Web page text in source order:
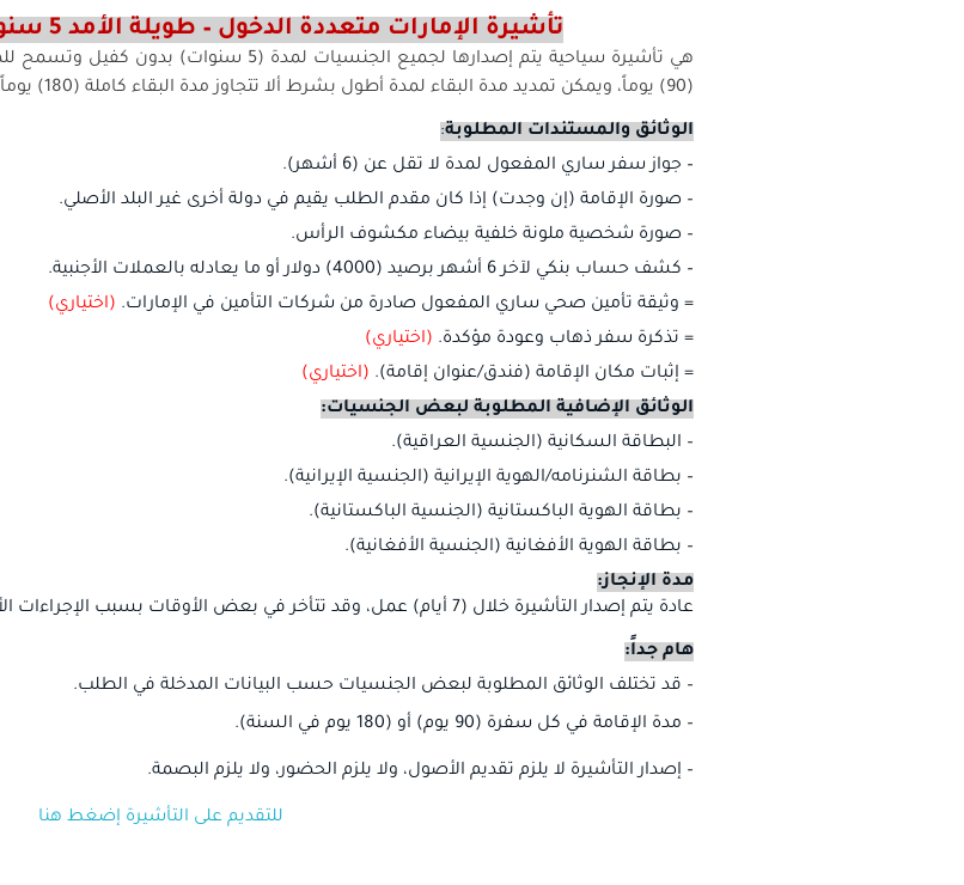
تأشيرة الإمارات متعددة الدخول – طويلة الأمد 5
هي تأشيرة سياحية يتم إصدارها لجميع الجنسيات لمدة (5 سنوات) بدون كفيل وتسمح
(
90) يوماً، ويمكن تمديد مدة البقاء لمدة أطول بشرط ألا تتجاوز مدة البقاء كاملة (180
)
الوثائق والمستندات المطلوبة:
– جواز سفر ساري المفعول لمدة لا تقل عن (6 أشهر).
– صورة الإقامة (إن وجدت) إذا كان مقدم الطلب يقيم في دولة أخرى غير البلد الأصلي.
– صورة شخصية ملونة خلفية بيضاء مكشوف الرأس.
– كشف حساب بنكي لآخر6 أشهر برصيد (4000) دولار أو ما يعادله بالعملات الأجنبية.
= وثيقة تأمين صحي ساري المفعول صادرة من شركات التأمين في الإمارات. (اختياري)
= تذكرة سفر ذهاب وعودة مؤكدة. (اختياري)
= إثبات مكان الإقامة (فندق/عنوان إقامة). (اختياري)
الوثائق الإضافية المطلوبة لبعض الجنسيات:
– البطاقة السكانية (الجنسية العراقية).
– بطاقة الشنرنامه/الهوية الإيرانية (الجنسية الإيرانية).
– بطاقة الهوية الباكستانية (الجنسية الباكستانية).
– بطاقة الهوية الأفغانية (الجنسية الأفغانية).
مدة الإنجاز:
عادة يتم إصدار التأشيرة خلال (7 أيام) عمل، وقد تتأخر في بعض الأوقات بسبب الإجراءات
هام جداً:
– قد تختلف الوثائق المطلوبة لبعض الجنسيات حسب البيانات المدخلة في الطلب.
– مدة الإقامة في كل سفرة (90 يوم) أو (180 يوم في السنة).
– إصدار التأشيرة لا يلزم تقديم الأصول، ولا يلزم الحضور، ولا يلزم البصمة.
للتقديم على التأشيرة إضغط هنا